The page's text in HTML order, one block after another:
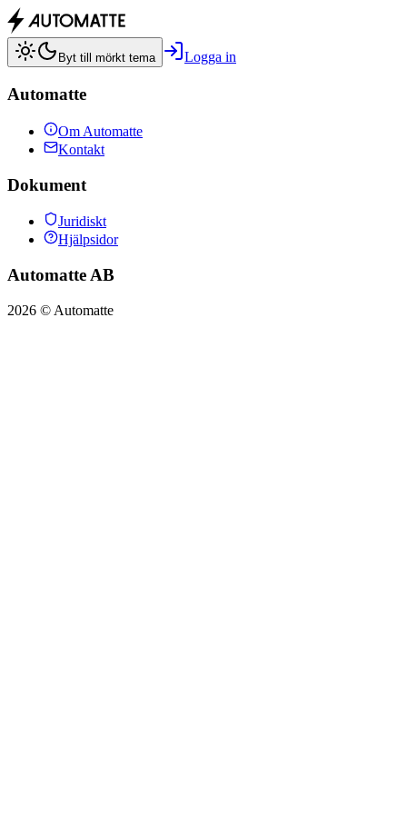
Byt till mörkt tema Logga in
Automatte
Om Automatte
Kontakt
Dokument
Juridiskt
Hjälpsidor
Automatte AB
2026 © Automatte